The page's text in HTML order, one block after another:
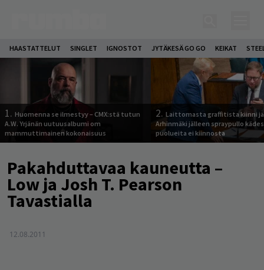
HAASTATTELUT SINGLET IGNOSTOT JYTÄKESÄ GO GO KEIKAT
1. Huomenna se ilmestyy – CMX:stä tutun
A.W. Yrjänän uutuusalbumi om
mammuttimainen kokonaisuus
2. Laittomasta graffitista kiinni
Arhinmäki jälleen spraypullo
puolueita ei kiinnosta
Pakahduttavaa kauneutta –
Low ja Josh T. Pearson
Tavastialla
12.08.2011